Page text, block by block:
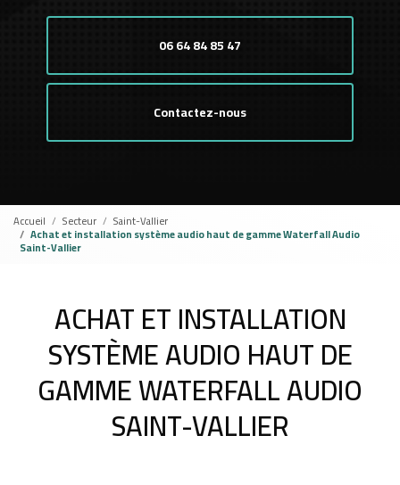
06 64 84 85 47
Contactez-nous
Accueil Secteur Saint-Vallier
Achat et installation système audio haut de gamme Waterfall Audio
Saint-Vallier
ACHAT ET INSTALLATION
SYSTÈME AUDIO HAUT DE
GAMME WATERFALL AUDIO
SAINT-VALLIER